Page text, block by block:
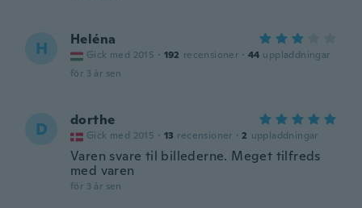
H Heléna
Gick med 2015 · 192 recensioner · 44 uppladdningar
för 3 år sen
D dorthe
Gick med 2015 · 13 recensioner · 2 uppladdningar
Varen svare til billederne. Meget tilfreds
med varen
för 3 år sen